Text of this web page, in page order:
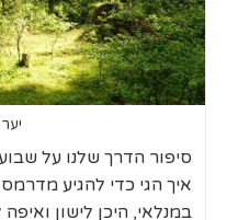
סיפור הדרך שלנו על
איך הגי כדי להגיע
במנלאי, היכן לישון